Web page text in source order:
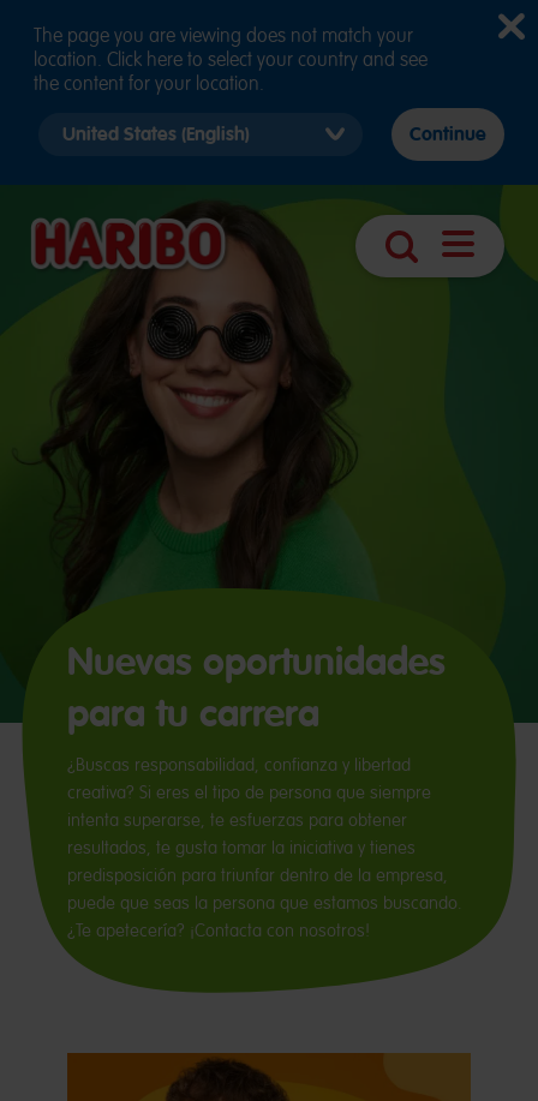
BúsquedaAbrir
Nuevas oportunidades
para tu carrera
¿Buscas responsabilidad, confianza y libertad
creativa? Si eres el tipo de persona que siempre
intenta superarse, te esfuerzas para obtener
resultados, te gusta tomar la iniciativa y tienes
predisposición para triunfar dentro de la empresa,
puede que seas la persona que estamos buscando.
¿Te apetecería? ¡Contacta con nosotros!
The page you are viewing does not match your
location. Click here to select your country and see
the content for your location.
country
Continue